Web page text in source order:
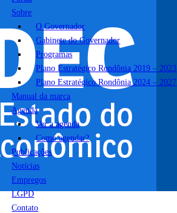
Sobre
O Governador
Gabinete do Governador
Programas
Plano Estratégico Rondônia 2019 – 2023
Plano Estratégico Rondônia 2024 – 2027
Manual da marca
Agenda
Ver a agenda
Como agendar?
Publicações
Notícias
Empregos
LGPD
Contato